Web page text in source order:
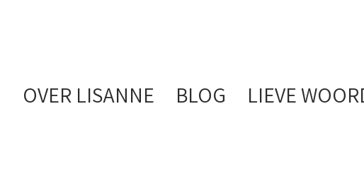
OVER LISANNE BLOG LIEVE